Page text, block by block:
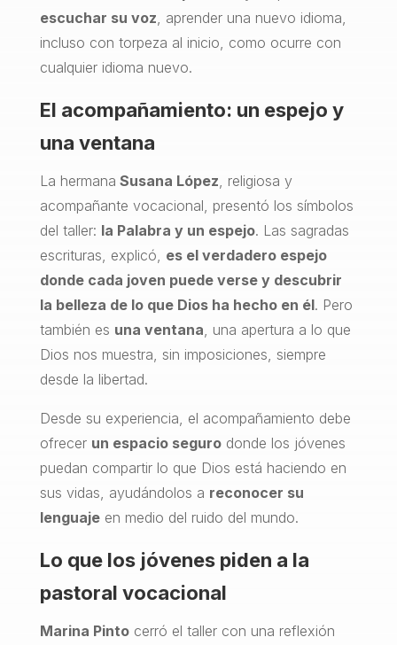
escuchar su voz , aprender una nuevo idioma,
incluso con torpeza al inicio, como ocurre con
cualquier idioma nuevo.
El acompañamiento: un espejo y
una ventana
La hermana Susana López , religiosa y
acompañante vocacional, presentó los símbolos
del taller: la Palabra y un espejo. Las sagradas
escrituras, explicó, es el verdadero espejo
donde cada joven puede verse y descubrir
la belleza de lo que Dios ha hecho en él. Pero
también es una ventana , una apertura a lo que
Dios nos muestra, sin imposiciones, siempre
desde la libertad.
Desde su experiencia, el acompañamiento debe
ofrecer un espacio segurodonde los jóvenes
puedan compartir lo que Dios está haciendo en
sus vidas, ayudándolos a reconocer su
lenguajeen medio del ruido del mundo.
Lo que los jóvenes piden a la
pastoral vocacional
Marina Pintocerró el taller con una reflexión